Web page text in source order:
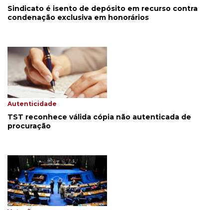
Sindicato é isento de depósito em recurso contra
condenação exclusiva em honorários
Autenticidade
TST reconhece válida cópia não autenticada de
procuração